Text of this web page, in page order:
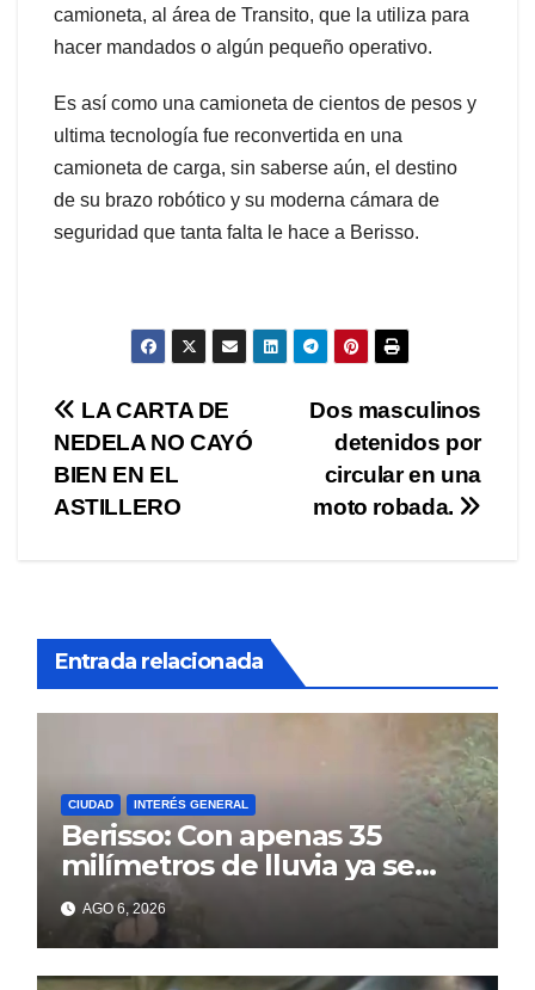
camioneta, al área de Transito, que la utiliza para
hacer mandados o algún pequeño operativo.
Es así como una camioneta de cientos de pesos y
ultima tecnología fue reconvertida en una
camioneta de carga, sin saberse aún, el destino
de su brazo robótico y su moderna cámara de
seguridad que tanta falta le hace a Berisso.
Navegación
de
entradas
Dos masculinos
detenidos por
circular en una
moto robada.
LA CARTA DE
NEDELA NO CAYÓ
BIEN EN EL
ASTILLERO
Entrada relacionada
CIUDAD INTERÉS GENERAL
Berisso: Con apenas 35
milímetros de lluvia ya se
sienten los problemas
AGO 6, 2026